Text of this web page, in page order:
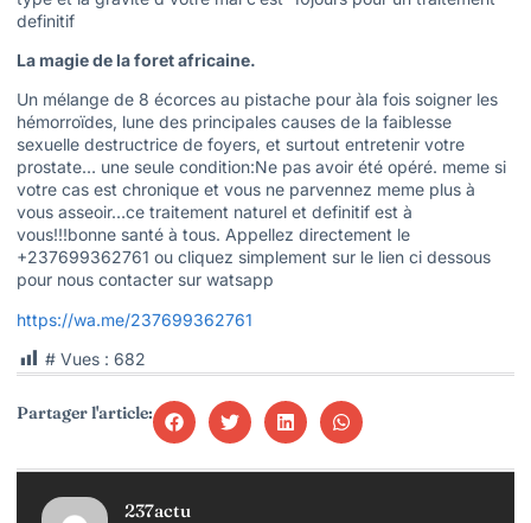
definitif
La magie de la foret africaine.
Un mélange de 8 écorces au pistache pour àla fois soigner les
hémorroïdes, lune des principales causes de la faiblesse
sexuelle destructrice de foyers, et surtout entretenir votre
prostate… une seule condition:Ne pas avoir été opéré. meme si
votre cas est chronique et vous ne parvennez meme plus à
vous asseoir…ce traitement naturel et definitif est à
vous!!!bonne santé à tous. Appellez directement le
+237699362761 ou cliquez simplement sur le lien ci dessous
pour nous contacter sur watsapp
https://wa.me/237699362761
# Vues : 682
Partager l'article:
237actu